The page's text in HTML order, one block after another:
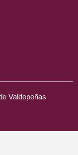
Valdepeñas